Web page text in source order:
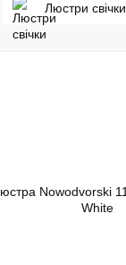
Люстри свічки